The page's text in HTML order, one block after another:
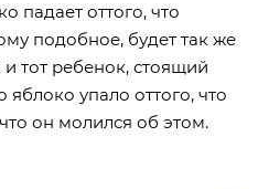
падает оттого, что
подобное, будет так же
тот ребенок, стоящий
яблоко упало оттого, что
он молился об этом.​